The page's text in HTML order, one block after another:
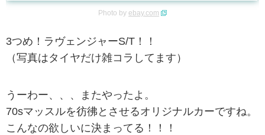
Photo by ebay.com
3つめ！ラヴェンジャーS/T！！
（写真はタイヤだけ雑コラしてます）
うーわー、、、またやったよ。
70sマッスルを彷彿とさせるオリジナルカーですね。
こんなの欲しいに決まってる！！！